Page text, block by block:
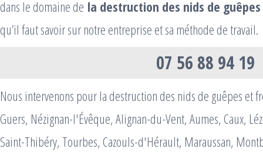
dans le domaine de la destruction des nids de
qu’il faut savoir sur notre entreprise et sa méthode de travail.
07 56 88 94 19
Nous intervenons pour la destruction des nids de guêpes et
Guers, Nézignan-l'Évêque, Alignan-du-Vent, Aumes, Caux,
Saint-Thibéry, Tourbes, Cazouls-d'Hérault, Maraussan,